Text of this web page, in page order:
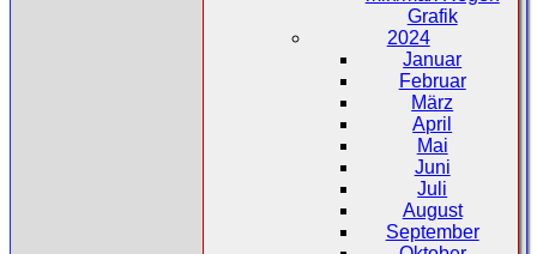
Grafik
2024
Januar
Februar
März
April
Mai
Juni
Juli
August
September